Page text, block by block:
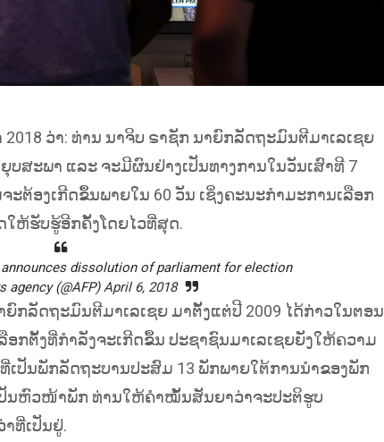
ວ່າ: ທ່ານ ນາຈິບ ຣາຊັກ ນາຍົກລັດຖະມົນຕີມາເລເຊຍ
ສະພາ ແລະ ຈະມີຜົນຢ່າງເປັນທາງການໃນວັນເສົາທີ 7
ະຕ້ອງເກີດຂຶ້ນພາຍໃນ 60 ວັນ ເຊິ່ງຄະນະກຳມະການເລືອກ
ຫ້ຮັບຮູ້ອີກຄັ້ງໂດຍໄວທີ່ສຸດ.
dissolution of parliament for election
agency (@AFP) April 6, 2018
ກລັດຖະມົນຕີມາເລເຊຍ ມາຕັ້ງແຕ່ປີ 2009 ໄດ້ກ່າວໃນຕອນ
ກຕັ້ງທີ່ກຳລັງຈະເກີດຂຶ້ນ ປະຊາຊົນມາເລເຊຍຍັງໃຫ້ຄວາມ
ເປັນພັກລັດຖະບານປະສົມ 13 ພັກພາຍໃຕ້ການນຳຂອງພັກ
ນຫົວໜ້າພັກ ທ່ານໃຫ້ຄຳໝັ້ນສັນຍາວ່າຈະປະຕິຮູບ
ທີ່ເປັນຢູ່.